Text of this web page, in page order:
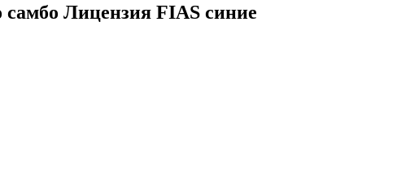
самбо Лицензия FIAS синие